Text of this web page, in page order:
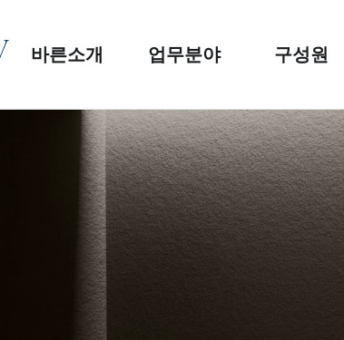
바른소개 업무분야 구성원